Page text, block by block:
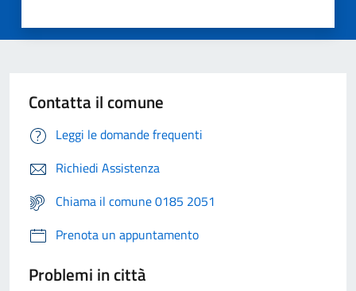
Contatta il comune
Leggi le domande frequenti
Richiedi Assistenza
Chiama il comune 0185 2051
Prenota un appuntamento
Problemi in città